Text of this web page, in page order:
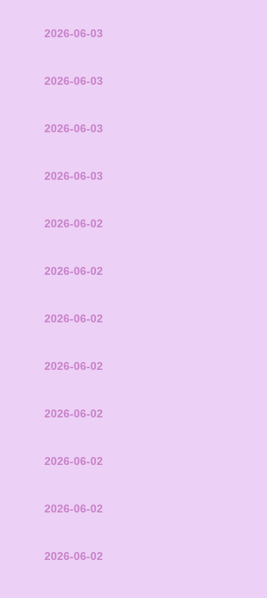
2026-06-03
2026-06-03
2026-06-03
2026-06-03
2026-06-02
2026-06-02
2026-06-02
2026-06-02
2026-06-02
2026-06-02
2026-06-02
2026-06-02